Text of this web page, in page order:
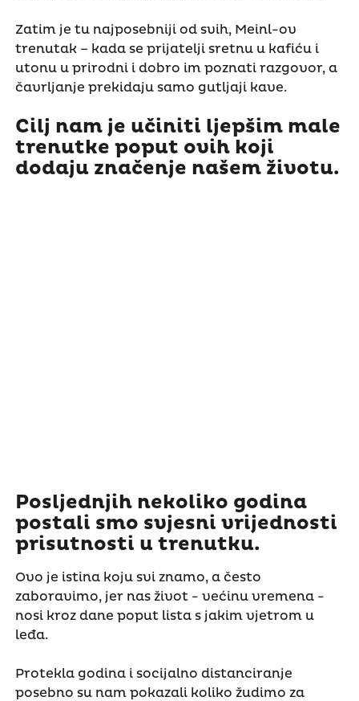
Zatim je tu najposebniji od svih, Meinl-ov
trenutak – kada se prijatelji sretnu u kafiću i
utonu u prirodni i dobro im poznati razgovor, a
čavrljanje prekidaju samo gutljaji kave.
Cilj nam je učiniti ljepšim male
trenutke poput ovih koji
dodaju značenje našem životu.
Posljednjih nekoliko godina
postali smo svjesni vrijednosti
prisutnosti u trenutku.
Ovo je istina koju svi znamo, a često
zaboravimo, jer nas život - većinu vremena -
nosi kroz dane poput lista s jakim vjetrom u
leđa.
Protekla godina i socijalno distanciranje
posebno su nam pokazali koliko žudimo za